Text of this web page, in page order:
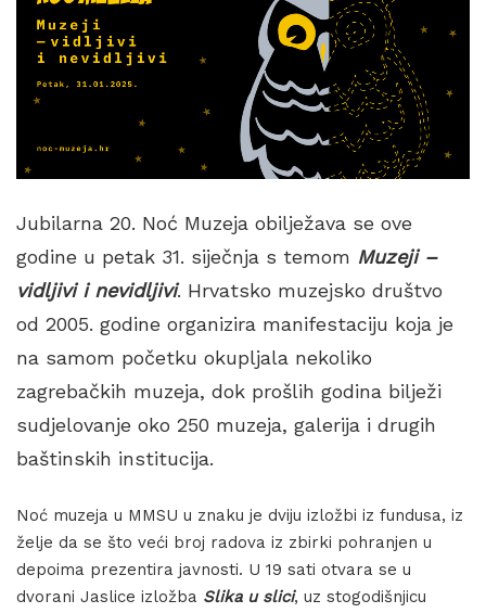
Jubilarna 20. Noć Muzeja obilježava se ove
godine u petak 31. siječnja s temom Muzeji –
vidljivi i nevidljivi. Hrvatsko muzejsko društvo
od 2005. godine organizira manifestaciju koja je
na samom početku okupljala nekoliko
zagrebačkih muzeja, dok prošlih godina bilježi
sudjelovanje oko 250 muzeja, galerija i drugih
baštinskih institucija.
Noć muzeja u MMSU u znaku je dviju izložbi iz fundusa, iz
želje da se što veći broj radova iz zbirki pohranjen u
depoima prezentira javnosti. U 19 sati otvara se u
dvorani Jaslice izložba Slika u slici, uz stogodišnjicu